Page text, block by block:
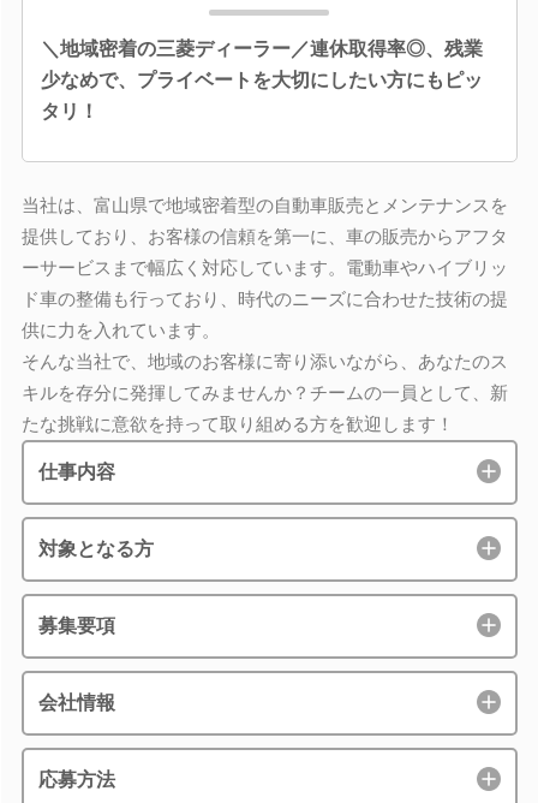
＼地域密着の三菱ディーラー／連休取得率◎、残業
少なめで、プライベートを大切にしたい方にもピッ
タリ！
当社は、富山県で地域密着型の自動車販売とメンテナンスを
提供しており、お客様の信頼を第一に、車の販売からアフタ
ーサービスまで幅広く対応しています。電動車やハイブリッ
ド車の整備も行っており、時代のニーズに合わせた技術の提
供に力を入れています。
そんな当社で、地域のお客様に寄り添いながら、あなたのス
キルを存分に発揮してみませんか？チームの一員として、新
たな挑戦に意欲を持って取り組める方を歓迎します！
仕事内容
対象となる方
募集要項
会社情報
応募方法